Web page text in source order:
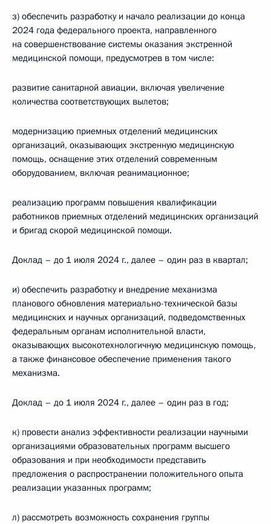
з) обеспечить разработку и начало реализации до конца
2024 года федерального проекта, направленного
на совершенствование системы оказания экстренной
медицинской помощи, предусмотрев в том числе:
развитие санитарной авиации, включая увеличение
количества соответствующих вылетов;
модернизацию приемных отделений медицинских
организаций, оказывающих экстренную медицинскую
помощь, оснащение этих отделений современным
оборудованием, включая реанимационное;
реализацию программ повышения квалификации
работников приемных отделений медицинских организаций
и бригад скорой медицинской помощи.
Доклад – до 1 июля 2024 г., далее – один раз в квартал;
и) обеспечить разработку и внедрение механизма
планового обновления материально-технической базы
медицинских и научных организаций, подведомственных
федеральным органам исполнительной власти,
оказывающих высокотехнологичную медицинскую помощь,
а также финансовое обеспечение применения такого
механизма.
Доклад – до 1 июля 2024 г., далее – один раз в год;
к) провести анализ эффективности реализации научными
организациями образовательных программ высшего
образования и при необходимости представить
предложения о распространении положительного опыта
реализации указанных программ;
л) рассмотреть возможность сохранения группы